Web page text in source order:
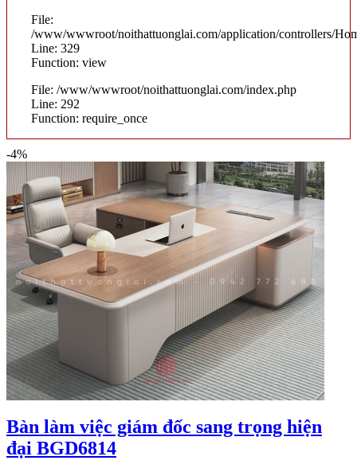
File:
/www/wwwroot/noithattuonglai.com/application/controllers/
Line: 329
Function: view
File: /www/wwwroot/noithattuonglai.com/index.php
Line: 292
Function: require_once
-4%
Bàn làm việc giám đốc sang trọng hiện
đại BGD6814